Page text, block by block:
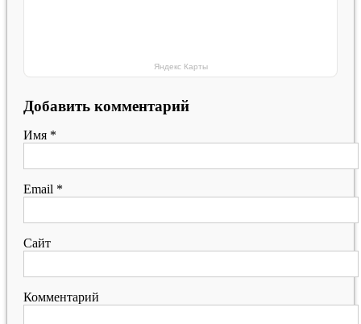
Яндекс Карты
Добавить комментарий
Имя *
Email *
Сайт
Комментарий